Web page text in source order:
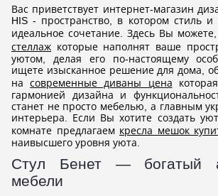
Вас приветствует интернет-магазин
HIS - пространство, в котором стиль и
идеальное сочетание. Здесь Вы можете,
стеллаж которые наполнят ваше
уютом, делая его по-настоящему
ищете изысканное решение для дома,
насовременные диваны цена
гармонией дизайна и
станет не просто мебелью, а главным
интерьера. Если Вы хотите создать
комнате предлагаем кресла мешок
наивысшего уровня уюта.
Стул Бенет — богатый
мебели